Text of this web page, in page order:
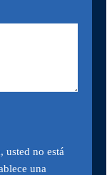
usted no está
una